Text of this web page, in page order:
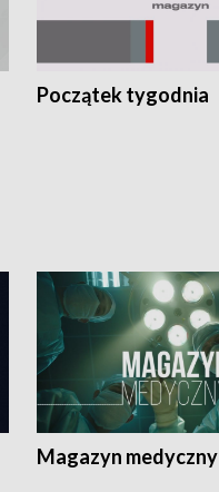
Początek tygodnia
Magazyn medyczny